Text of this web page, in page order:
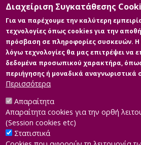
Γλώσσα του έργου
Γερμανικά|Ελληνικά
Άδεια
Items in Apothesis are protected
rights reserved, unless otherwise
Κύρια Αρχεία Διατριβής
Διαχείριση Συγκατάθεσης
Για να παρέχουμε την καλύτερη
τεχνολογίες όπως cookies για την
πρόσβαση σε πληροφορίες συσκευών. Η
λόγω τεχνολογίες θα μας επιτρέψει να
δεδομένα προσωπικού χαρακτήρα,
περιήγησης ή μοναδικά αναγνωριστικά
Περισσότερα
Απαραίτητα
Απαραίτητα cookies για την ορθή
(Session cookies etc)
Στατιστικά